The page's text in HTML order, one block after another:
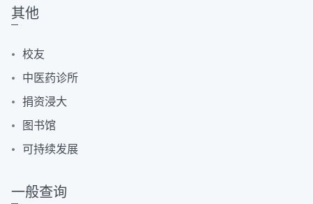
其他
校友
中医药诊所
捐资浸大
图书馆
可持续发展
一般查询